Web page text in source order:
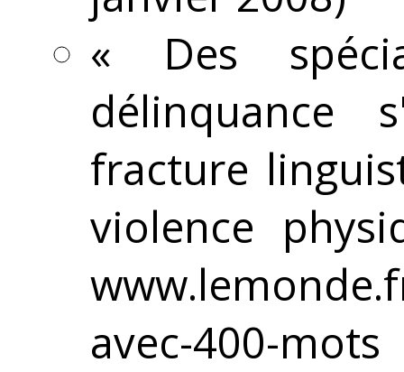
« Des
délinquance
fracture
violence
avec-400-mots